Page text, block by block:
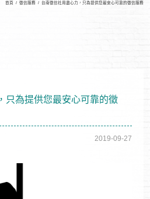
首頁 / 徵信服務 / 台南徵信社用盡心力，只為提供您最安心可靠的徵信服務
只為提供您最安心可靠的徵
2019-09-27